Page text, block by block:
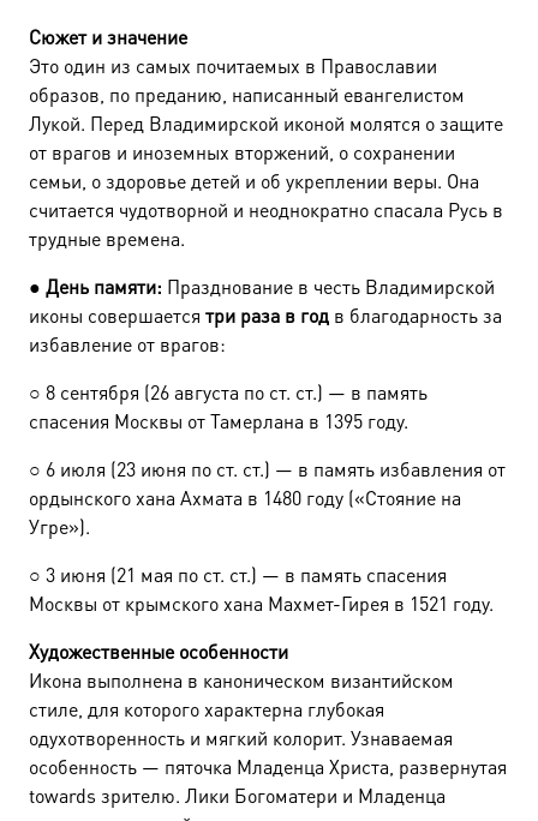
Сюжет и значение
Это один из самых почитаемых в Православии
образов, по преданию, написанный евангелистом
Лукой. Перед Владимирской иконой молятся о защите
от врагов и иноземных вторжений, о сохранении
семьи, о здоровье детей и об укреплении веры. Она
считается чудотворной и неоднократно спасала Русь в
трудные времена.
● День памяти: Празднование в честь Владимирской
иконы совершается три раза в год в благодарность за
избавление от врагов:
○ 8 сентября (26 августа по ст. ст.) — в память
спасения Москвы от Тамерлана в 1395 году.
○ 6 июля (23 июня по ст. ст.) — в память избавления от
ордынского хана Ахмата в 1480 году («Стояние на
Угре»).
○ 3 июня (21 мая по ст. ст.) — в память спасения
Москвы от крымского хана Махмет-Гирея в 1521 году.
Художественные особенности
Икона выполнена в каноническом византийском
стиле, для которого характерна глубокая
одухотворенность и мягкий колорит. Узнаваемая
особенность — пяточка Младенца Христа, развернутая
towards зрителю. Лики Богоматери и Младенца